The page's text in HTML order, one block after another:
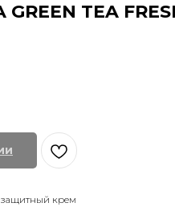
GREEN TEA
крем